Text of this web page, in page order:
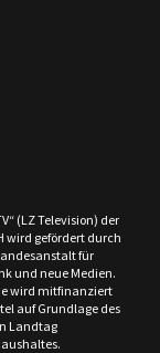
(LZ Television) der
wird gefördert durch
für
und neue Medien.
wird mitfinanziert
auf Grundlage des
Landtag